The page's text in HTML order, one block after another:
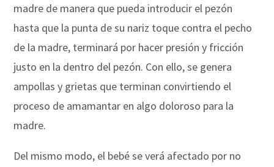
madre de manera que pueda introducir el pezón
hasta que la punta de su nariz toque contra el pecho
de la madre, terminará por hacer presión y fricción
justo en la dentro del pezón. Con ello, se genera
ampollas y grietas que terminan convirtiendo el
proceso de amamantar en algo doloroso para la
madre.
Del mismo modo, el bebé se verá afectado por no